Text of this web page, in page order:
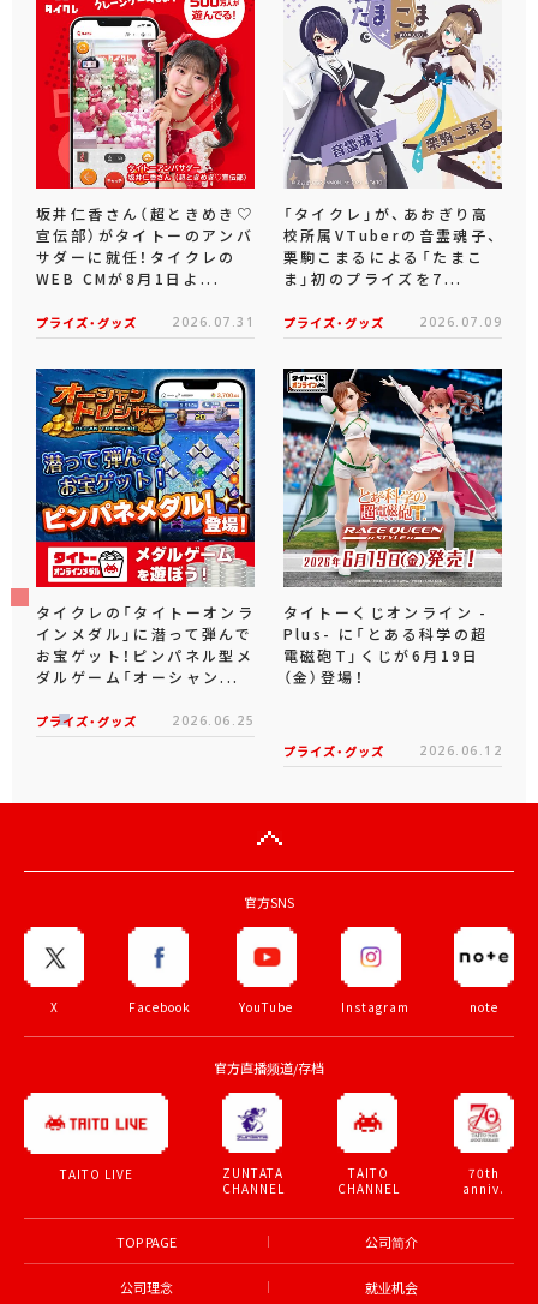
坂井仁香さん（超ときめき♡
宣伝部）がタイトーのアンバ
サダーに就任！タイクレの
WEB CMが8月1日よ...
プライズ・グッズ 2026.07.31
「タイクレ」が、あおぎり高
校所属VTuberの音霊魂子、
栗駒こまるによる「たまこ
ま」初のプライズを7...
プライズ・グッズ 2026.07.09
タイクレの「タイトーオンラ
インメダル」に潜って弾んで
お宝ゲット！ピンパネル型メ
ダルゲーム「オーシャン...
プライズ・グッズ 2026.06.25
タイトーくじオンライン -
Plus- に「とある科学の超
電磁砲T」くじが6月19日
（金）登場！
プライズ・グッズ 2026.06.12
官方SNS
X Facebook YouTube Instagram note
官方直播频道/存档
TAITO LIVE
ZUNTATA
CHANNEL
TAITO
CHANNEL
70th
anniv.
TOP PAGE 公司简介
公司理念 就业机会